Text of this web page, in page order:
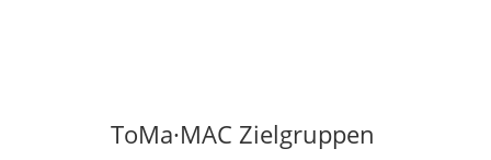
ToMa·MAC Zielgruppen